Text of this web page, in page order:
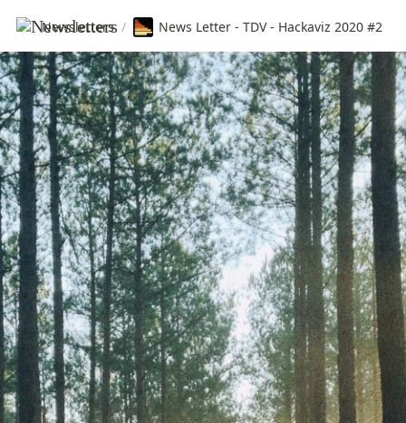
Newsletters / News Letter - TDV - Hackaviz 2020 #2